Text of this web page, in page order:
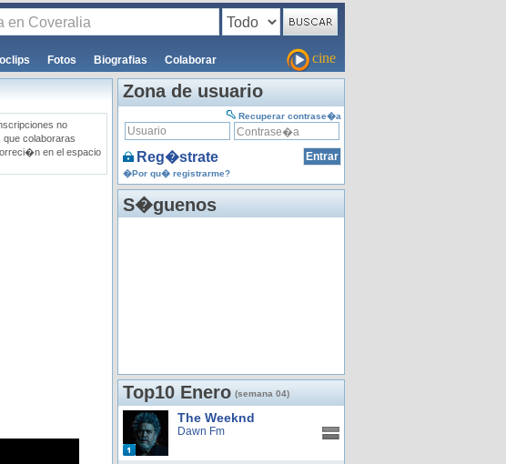
Fotos Biografias Colaborar cine
no
colaboraras
en el espacio
Zona de usuario
Recuperar contrase�a
Reg�strate
�Por qu� registrarme?
S�guenos
Top10 Enero (semana 04)
The Weeknd
Dawn Fm